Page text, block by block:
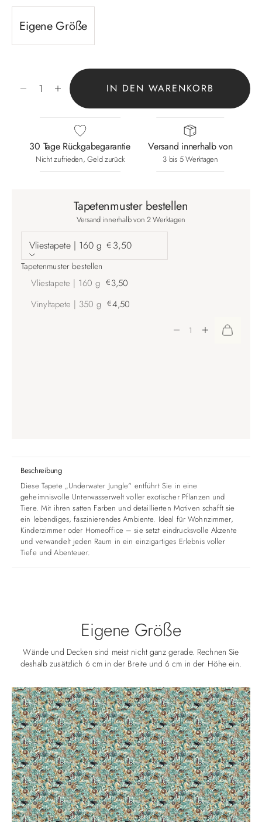
Eigene Größe
Anzahl verringernAnzahl erhöhen
IN DEN WARENKORB
30 Tage Rückgabegarantie
Nicht zufrieden, Geld zurück
Versand innerhalb von
3 bis 5 Werktagen
Tapetenmuster bestellen
Versand innerhalb von 2 Werktagen
Vliestapete | 160 g € 3,50
Tapetenmuster bestellen
Vliestapete | 160 g €3,50
Vinyltapete | 350 g €4,50
Anzahl verringern
Anzahl erhöhen
Beschreibung
Diese Tapete „Underwater Jungle“ entführt Sie in eine
geheimnisvolle Unterwasserwelt voller exotischer Pflanzen und
Tiere. Mit ihren satten Farben und detaillierten Motiven schafft sie
ein lebendiges, faszinierendes Ambiente. Ideal für Wohnzimmer,
Kinderzimmer oder Homeoffice – sie setzt eindrucksvolle Akzente
und verwandelt jeden Raum in ein einzigartiges Erlebnis voller
Tiefe und Abenteuer.
Eigene Größe
Wände und Decken sind meist nicht ganz gerade. Rechnen Sie
deshalb zusätzlich 6 cm in der Breite und 6 cm in der Höhe ein.